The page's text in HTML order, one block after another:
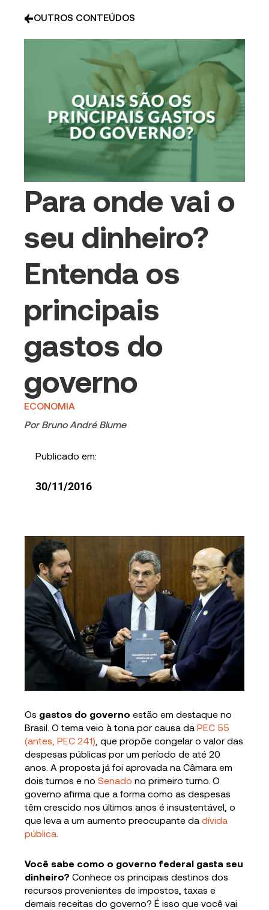
OUTROS CONTEÚDOS
Para onde vai o
seu dinheiro?
Entenda os
principais
gastos do
governo
ECONOMIA
Por Bruno André Blume
Publicado em:
30/11/2016
Os gastos do governo estão em destaque no
Brasil. O tema veio à tona por causa daPEC 55
(antes, PEC 241) , que propõe congelar o valor das
despesas públicas por um período de até 20
anos. A proposta já foi aprovada na Câmara em
dois turnos e noSenado no primeiro turno. O
governo afirma que a forma como as despesas
têm crescido nos últimos anos é insustentável, o
que leva a um aumento preocupante dadívida
pública
Você sabe como o governo federal gasta seu
dinheiro? Conhece os principais destinos dos
recursos provenientes de impostos, taxas e
demais receitas do governo? É isso que você vai